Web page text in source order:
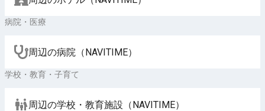
病院・医療
周辺の病院（NAVITIME）
学校・教育・子育て
周辺の学校・教育施設（NAVITIME）